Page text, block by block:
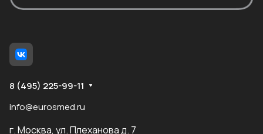
8 (495) 225-99-11
info@eurosmed.ru
г. Москва, ул. Плеханова д. 7